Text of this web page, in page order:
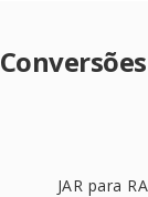
JAR para